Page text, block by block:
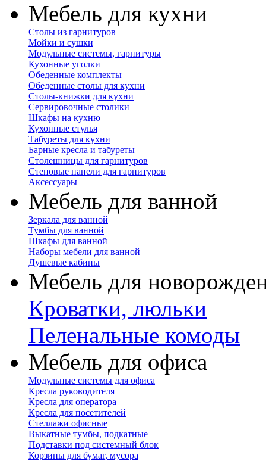
Мебель для кухни
Столы из гарнитуров
Мойки и сушки
Модульные системы, гарнитуры
Кухонные уголки
Обеденные комплекты
Обеденные столы для кухни
Столы-книжки для кухни
Сервировочные столики
Шкафы на кухню
Кухонные стулья
Табуреты для кухни
Барные кресла и табуреты
Столешницы для гарнитуров
Стеновые панели для гарнитуров
Аксессуары
Мебель для ванной
Зеркала для ванной
Тумбы для ванной
Шкафы для ванной
Наборы мебели для ванной
Душевые кабины
Мебель для
Кроватки, люльки
Пеленальные комоды
Мебель для офиса
Модульные системы для офиса
Кресла руководителя
Кресла для оператора
Кресла для посетителей
Стеллажи офисные
Выкатные тумбы, подкатные
Подставки под системный блок
Корзины для бумаг, мусора